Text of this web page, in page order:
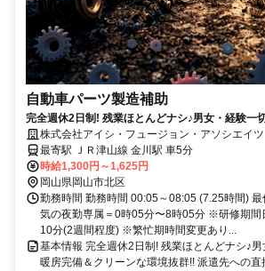
自動車パーツ製造補助
完全週休2日制! 残業ほとんどナシ♪男女・経験一
クリーンな環境抜群!! 派遣先への直接雇用の実績
ができる
株式会社アイシ・フュージョン・アソシエイツ
最寄駅 ＪＲ津山線 金川駅 車5分
時給1,300円～1,625円
岡山県岡山市北区
勤務時間 勤務時間 00:05～08:05 (7.25時間) 最
気の夜勤専属＝0時05分〜8時05分 ※研修期間
10分(2週間程度) ※繁忙期時間変更あり...
基本情報 完全週休2日制! 残業ほとんどナシ♪
暖房完備＆クリーンな環境抜群!! 派遣先への